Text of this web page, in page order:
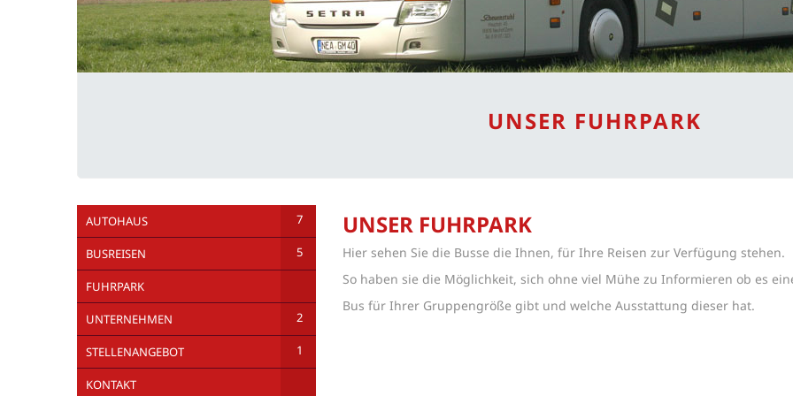
UNSER FUHRPARK
AUTOHAUS 7
BUSREISEN 5
FUHRPARK
UNTERNEHMEN 2
STELLENANGEBOT 1
KONTAKT
UNSER FUHRPARK
Hier sehen Sie die Busse die Ihnen, für Ihre Reisen zur Verfügung stehen.
So haben sie die Möglichkeit, sich ohne viel Mühe zu Informieren ob es
Bus für Ihrer Gruppengröße gibt und welche Ausstattung dieser hat.